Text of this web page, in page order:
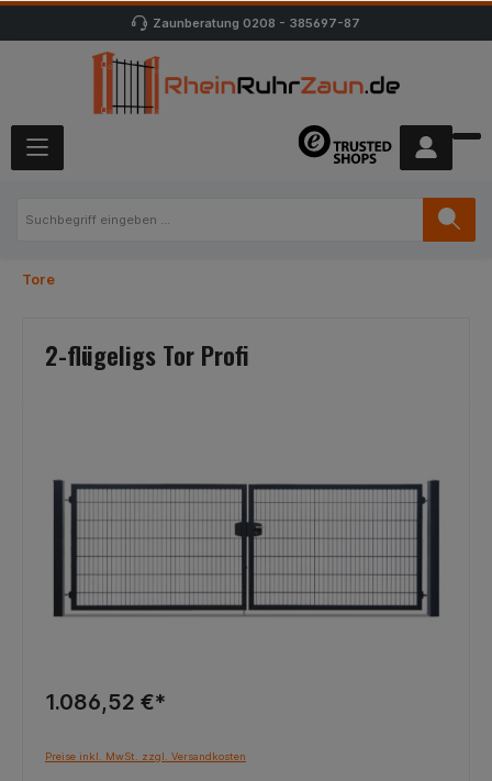
Zaunberatung 0208 - 385697-87
Tore
2-flügeligs Tor Profi
1.086,52 €*
Preise inkl. MwSt. zzgl. Versandkosten